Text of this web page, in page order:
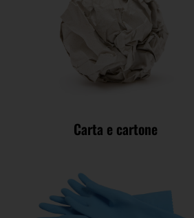
Carta e cartone